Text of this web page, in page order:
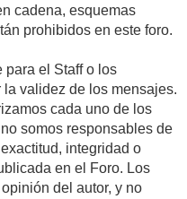
cadena, esquemas
prohibidos en este foro.
para el Staff o los
validez de los mensajes.
cada uno de los
somos responsables de
integridad o
en el Foro. Los
del autor, y no